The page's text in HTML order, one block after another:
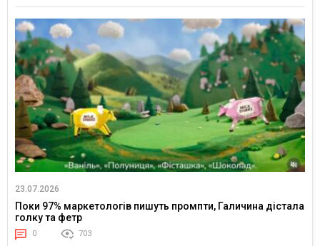
23.07.2026
Поки 97% маркетологів пишуть промпти, Галичина дістала
голку та фетр
0 703